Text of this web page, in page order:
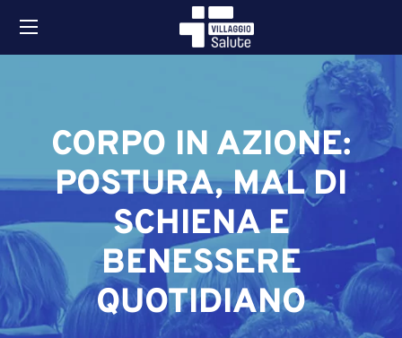
CORPO IN AZIONE:
POSTURA, MAL DI
SCHIENA E
BENESSERE
QUOTIDIANO